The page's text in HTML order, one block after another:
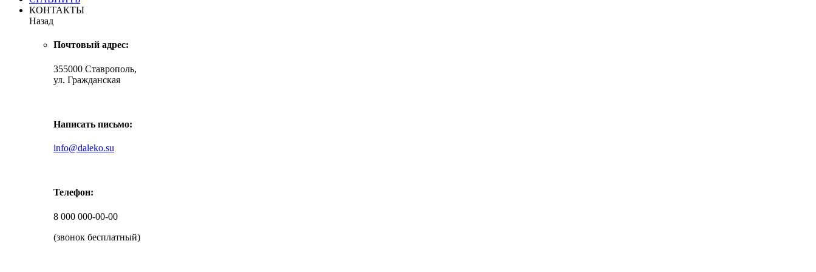
КОНТАКТЫ
Назад
Почтовый адрес:
355000 Ставрополь,
ул. Гражданская
Написать письмо:
info@daleko.su
Телефон:
8 000 000-00-00
(звонок бесплатный)